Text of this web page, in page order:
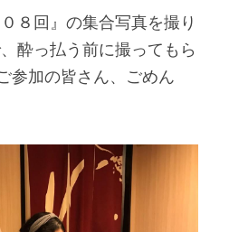
８回』の集合写真を撮り
酔っ払う前に撮ってもら
参加の皆さん、ごめん